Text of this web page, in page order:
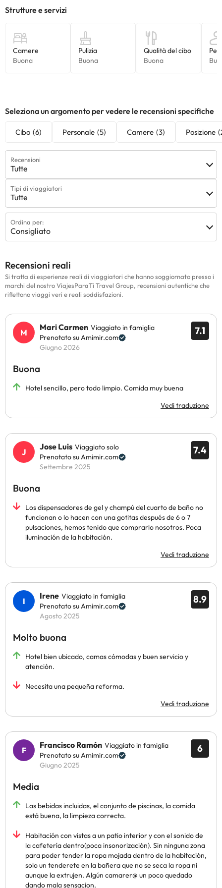
consultare le relative tariffe direttamente presso la struttura.
Tutte le informazioni presenti in questa pagina sono soggette a
modifiche da parte della struttura. Se hai dubbi, contattaci.
Seleziona un argomento per vedere le recensioni specifiche
Cibo (6) Personale (5) Camere (3) Posizione
Recensioni
Tutte
Tipi di viaggiatori
Tutte
Ordina per:
Consigliato
Recensioni reali
Si tratta di esperienze reali di viaggiatori che hanno soggiornato presso i
marchi del nostro ViajesParaTi Travel Group, recensioni autentiche che
riflettono viaggi veri e reali soddisfazioni.
7.1
Mari Carmen Viaggiato in famiglia
Prenotato su Amimir.com
Giugno 2026
Buona
Hotel sencillo, pero todo limpio. Comida muy buena
Vedi traduzione
7.4
Jose Luis Viaggiato solo
Prenotato su Amimir.com
Settembre 2025
Buona
Los dispensadores de gel y champú del cuarto de baño no
funcionan o lo hacen con una gotitas después de 6 o 7
pulsaciones, hemos tenido que comprarlo nosotros. Poca
iluminación de la habitación.
Vedi traduzione
8.9
Irene Viaggiato in famiglia
Prenotato su Amimir.com
Agosto 2025
Molto buona
Hotel bien ubicado, camas cómodas y buen servicio y
atención.
Necesita una pequeña reforma.
Vedi traduzione
6
Francisco Ramón Viaggiato in famiglia
Prenotato su Amimir.com
Giugno 2025
Media
Las bebidas incluidas, el conjunto de piscinas, la comida
está buena, la limpieza correcta.
Habitación con vistas a un patio interior y con el sonido de
la cafetería dentro(poca insonorización). Sin ninguna zona
para poder tender la ropa mojada dentro de la habitación,
solo un tenderete en la bañera que no se seca la ropa ni
aunque la extrujen. Algún camarer@ un poco quedado
dando mala sensacion.